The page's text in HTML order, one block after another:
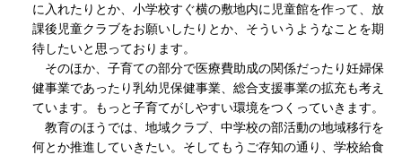
に入れたりとか、小学校すぐ横の敷地内に児童館を作って、放
課後児童クラブをお願いしたりとか、そういうようなことを期
待したいと思っております。
そのほか、子育ての部分で医療費助成の関係だったり妊婦保
健事業であったり乳幼児保健事業、総合支援事業の拡充も考え
ています。もっと子育てがしやすい環境をつくっていきます。
教育のほうでは、地域クラブ、中学校の部活動の地域移行を
何とか推進していきたい。そしてもうご存知の通り、学校給食